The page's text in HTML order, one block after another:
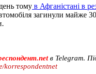
тому в Афганістані в
загинули майже
в Telegram.
korrespondentnet